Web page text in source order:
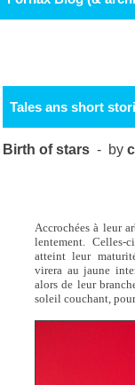
Tales ans short
Birth of stars - by
Accrochées à leur
lentement.
atteint leur
virera au jaune
alors de leur
soleil couchant,